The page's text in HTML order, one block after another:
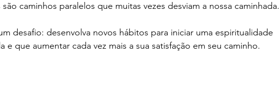
caminhos paralelos que muitas vezes desviam a nossa caminhada.
desafio: desenvolva novos hábitos para iniciar uma espiritualidade
e que aumentar cada vez mais a sua satisfação em seu caminho.